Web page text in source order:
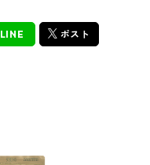
LINE ポスト